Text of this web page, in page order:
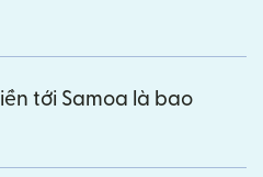
tới Samoa là bao